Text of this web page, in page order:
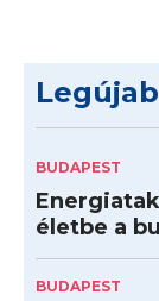
BUDAPEST
életbe a
BUDAPEST